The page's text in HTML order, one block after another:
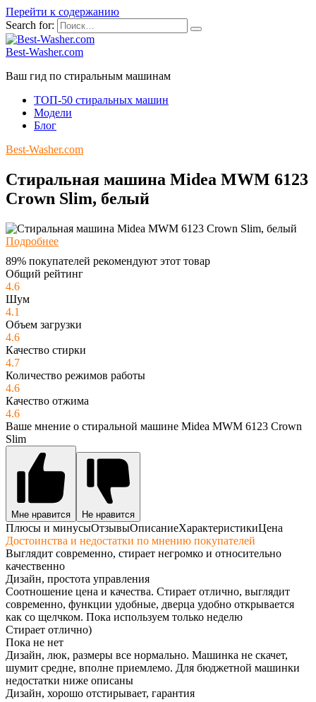
Перейти к содержанию
Search for:
Best-Washer.com
Ваш гид по стиральным машинам
ТОП-50 стиральных машин
Модели
Блог
Best-Washer.com
Стиральная машина Midea MWM 6123
Crown Slim, белый
Подробнее
89% покупателей рекомендуют этот товар
Общий рейтинг
4.6
Шум
4.1
Объем загрузки
4.6
Качество стирки
4.7
Количество режимов работы
4.6
Качество отжима
4.6
Ваше мнение о стиральной машине Midea MWM 6123 Crown
Slim
Мне нравится Не нравится
Плюсы и минусыОтзывыОписаниеХарактеристикиЦена
Достоинства и недостатки по мнению покупателей
Выглядит современно, стирает негромко и относительно
качественно
Дизайн, простота управления
Соотношение цена и качества. Стирает отлично, выглядит
современно, функции удобные, дверца удобно открывается
как со щелчком. Пока используем только неделю
Стирает отлично)
Пока не нет
Дизайн, люк, размеры все нормально. Машинка не скачет,
шумит средне, вполне приемлемо. Для бюджетной машинки
недостатки ниже описаны
Дизайн, хорошо отстирывает, гарантия